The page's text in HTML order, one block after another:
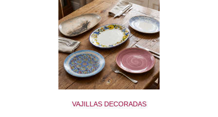
VAJILLAS DECORADAS